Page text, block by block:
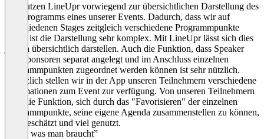
Wir nutzen LineUpr vorwiegend zur übersichtlichen Darstellung des
Fachprogramms eines unserer Events. Dadurch, dass wir auf
verschiedenen Stages zeitgleich verschiedene Programmpunkte
haben ist die Darstellung sehr komplex. Mit LineUpr lässt sich dies
jedoch übersichtlich darstellen. Auch die Funktion, dass Speaker
und Sponsoren separat angelegt und im Anschluss einzelnen
Programmpunkten zugeordnet werden können ist sehr nützlich.
Zusätzlich stellen wir in der App unseren Teilnehmern verschiedene
Informationen zum Event zur verfügung. Von unseren Teilnehmern
wird die Funktion, sich durch das "Favorisieren" der einzelnen
Porgrammpunkte, seine eigene Agenda zusammenstellen zu können,
sehr geschätzt und viel genutzt.
“Alles was man braucht”